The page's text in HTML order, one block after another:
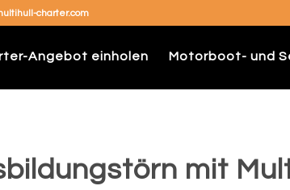
charter.com
Angebot einholen Motorboot- und
mit